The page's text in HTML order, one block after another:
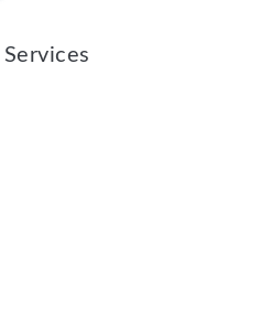
Services